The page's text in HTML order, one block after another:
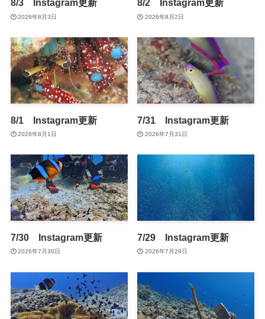
8/3 Instagram更新
2026年8月3日
8/2 Instagram更新
2026年8月2日
8/1 Instagram更新
2026年8月1日
7/31 Instagram更新
2026年7月31日
7/30 Instagram更新
2026年7月30日
7/29 Instagram更新
2026年7月29日